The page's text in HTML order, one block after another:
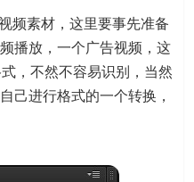
素材，这里要事先准备
播放，一个广告视频，这
，不然不容易识别，当然
己进行格式的一个转换，